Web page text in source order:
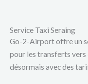
Service Taxi Seraing
Go-2-Airport offre un
pour les transferts vers
désormais avec des